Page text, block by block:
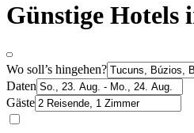
Günstige Hotels
Wo soll’s hingehen?
Daten
Gäste